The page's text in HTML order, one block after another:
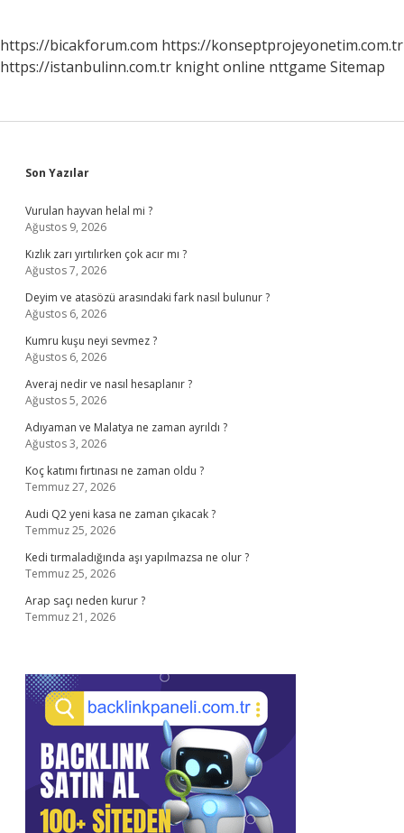
https://bicakforum.com https://konseptprojeyonetim.com.tr
https://istanbulinn.com.tr knight online nttgame Sitemap
Sidebar
Son Yazılar
Vurulan hayvan helal mi ?
Ağustos 9, 2026
Kızlık zarı yırtılırken çok acır mı ?
Ağustos 7, 2026
Deyim ve atasözü arasındaki fark nasıl bulunur ?
Ağustos 6, 2026
Kumru kuşu neyi sevmez ?
Ağustos 6, 2026
Averaj nedir ve nasıl hesaplanır ?
Ağustos 5, 2026
Adıyaman ve Malatya ne zaman ayrıldı ?
Ağustos 3, 2026
Koç katımı fırtınası ne zaman oldu ?
Temmuz 27, 2026
Audi Q2 yeni kasa ne zaman çıkacak ?
Temmuz 25, 2026
Kedi tırmaladığında aşı yapılmazsa ne olur ?
Temmuz 25, 2026
Arap saçı neden kurur ?
Temmuz 21, 2026